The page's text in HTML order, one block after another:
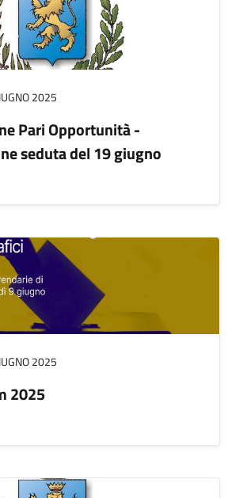
2025
Pari Opportunità -
seduta del 19 giugno
2025
2025